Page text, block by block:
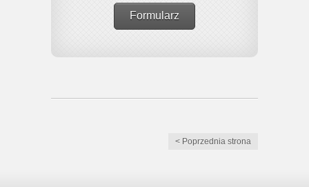
Formularz
< Poprzednia strona